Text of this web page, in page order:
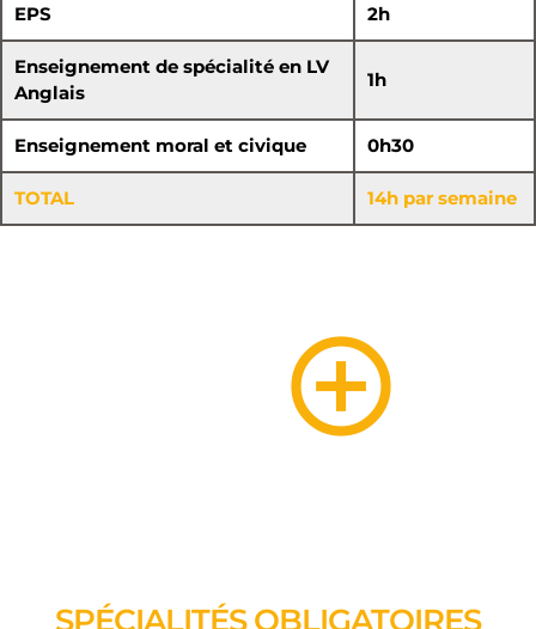
EPS 2h
Enseignement de spécialité en LV
Anglais
1h
Enseignement moral et civique 0h30
TOTAL 14h par semaine
SPÉCIALITÉS OBLIGATOIRES